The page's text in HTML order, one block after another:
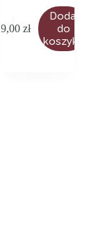
29,00zł
Dodaj
do
koszyka